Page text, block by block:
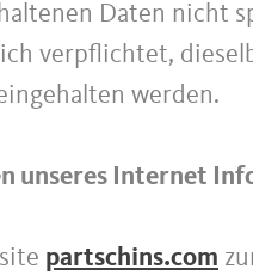
Daten nicht
verpflichtet,
werden.
unseres Internet
partschins.com